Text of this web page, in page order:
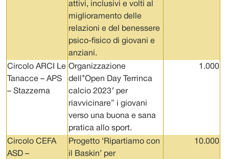
attivi, inclusivi e volti al
miglioramento delle
relazioni e del benessere
psico-fisico di giovani e
anziani.
Circolo ARCI Le
Tanacce – APS
– Stazzema
Organizzazione
dell’’Open Day Terrinca
calcio 2023′ per
riavvicinare” i giovani
verso una buona e sana
pratica allo sport.
1.000
Circolo CEFA
ASD –
Progetto ‘Ripartiamo con
il Baskin’ per
10.000